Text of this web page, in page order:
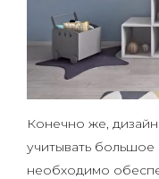
Конечно же,
учитывать большое
необходимо